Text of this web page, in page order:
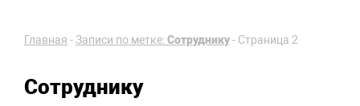
Главная -Записи по метке: Сотруднику- Страница 2
Сотруднику